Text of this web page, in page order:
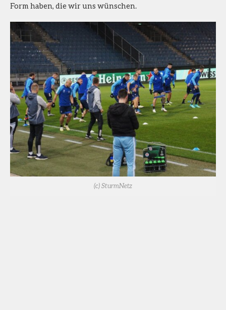
Form haben, die wir uns wünschen.
(c) SturmNetz